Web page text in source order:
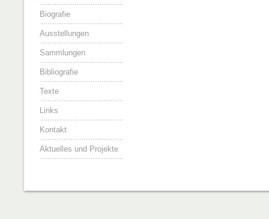
Biografie
Ausstellungen
Sammlungen
Bibliografie
Texte
Links
Kontakt
Aktuelles und Projekte